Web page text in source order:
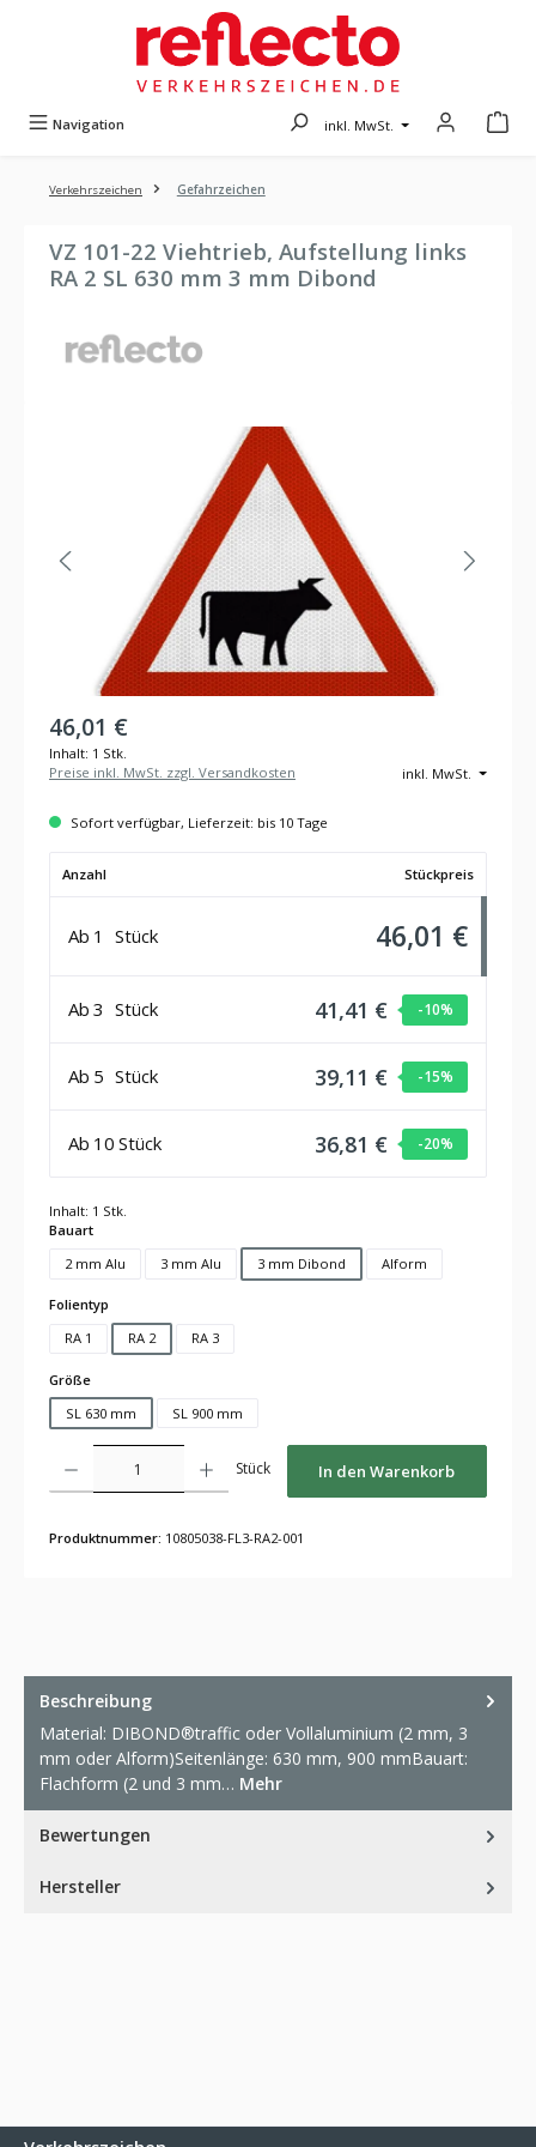
Navigation inkl. MwSt.
Verkehrszeichen Gefahrzeichen
VZ 101-22 Viehtrieb, Aufstellung links
RA 2 SL 630 mm 3 mm Dibond
46,01 €
Inhalt: 1 Stk.
inkl. MwSt.
Preise inkl. MwSt. zzgl. Versandkosten
Sofort verfügbar, Lieferzeit: bis 10 Tage
Anzahl Stückpreis
Ab 1 Stück 46,01 €
Ab 3 Stück 41,41 € -10%
Ab 5 Stück 39,11 € -15%
Ab 10 Stück 36,81 € -20%
Inhalt: 1 Stk.
Bauartauswählen
2 mm Alu
3 mm Alu 3 mm Dibond Alform
Folientyp
RA 1
RA 2 RA 3
Größeauswählen
SL 630 mm
SL 900 mm
Stück In den Warenkorb
Produktnummer: 10805038-FL3-RA2-001
Beschreibung
Material: DIBOND®traffic oder Vollaluminium (2 mm, 3
mm oder Alform)Seitenlänge: 630 mm, 900 mmBauart:
Flachform (2 und 3 mm… Mehr
Bewertungen
Hersteller